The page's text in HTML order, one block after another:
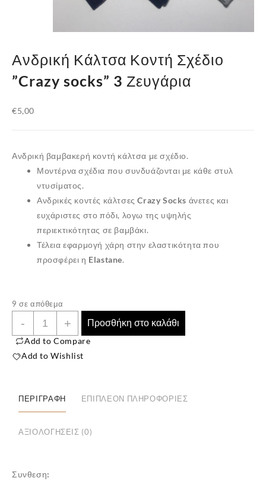
Ανδρική Κάλτσα Κοντή Σχέδιο
”Crazy socks” 3 Ζευγάρια
€5,00
Ανδρική βαμβακερή κοντή κάλτσα με σχέδιο.
Μοντέρνα σχέδια που συνδυάζονται με κάθε στυλ
ντυσίματος.
Ανδρικές κοντές κάλτσεςCrazy Socks άνετες και
ευχάριστες στο πόδι, λογω της υψηλής
περιεκτικότητας σε βαμβάκι.
Τέλεια εφαρμογή χάρη στην ελαστικότητα που
προσφέρει η Elastane.
9 σε απόθεμα
-
Ανδρική
Κάλτσα
ποσότητα
+
Προσθήκη στο καλάθι
Add to Compare
Add to Wishlist
ΠΕΡΙΓΡΑΦΉ ΕΠΙΠΛΈΟΝ ΠΛΗΡΟΦΟΡΊΕΣ
ΑΞΙΟΛΟΓΉΣΕΙΣ (0)
Συνθεση: